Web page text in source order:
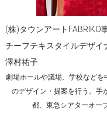
(株)タウンアートFABRIKO
チーフテキスタイルデザイ
澤村祐子
劇場ホールや議場、学校など
のデザイン・提案を行う。手
都、東急シアターオー